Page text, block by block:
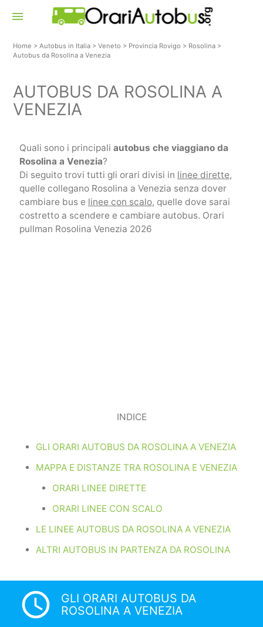
menu
Home >Autobus in Italia >Veneto > Provincia Rovigo > Rosolina >
Autobus da Rosolina a Venezia
AUTOBUS DA ROSOLINA A
VENEZIA
Quali sono i principali autobus che viaggiano da
Rosolina a Venezia?
Di seguito trovi tutti gli orari divisi in linee dirette,
quelle collegano Rosolina a Venezia senza dover
cambiare bus e linee con scalo, quelle dove sarai
costretto a scendere e cambiare autobus. Orari
pullman Rosolina Venezia 2026
INDICE
GLI ORARI AUTOBUS DA ROSOLINA A VENEZIA
MAPPA E DISTANZE TRA ROSOLINA E VENEZIA
ORARI LINEE DIRETTE
ORARI LINEE CON SCALO
LE LINEE AUTOBUS DA ROSOLINA A VENEZIA
ALTRI AUTOBUS IN PARTENZA DA ROSOLINA
access_time
GLI ORARI AUTOBUS DA
ROSOLINA A VENEZIA